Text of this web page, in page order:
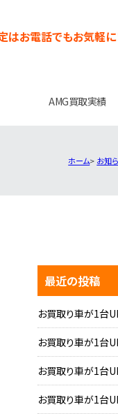
はお電話でもお気軽に
AMG買取実績
ホーム お知
最近の投稿
お買取り車が1台
お買取り車が1台
お買取り車が1台
お買取り車が1台